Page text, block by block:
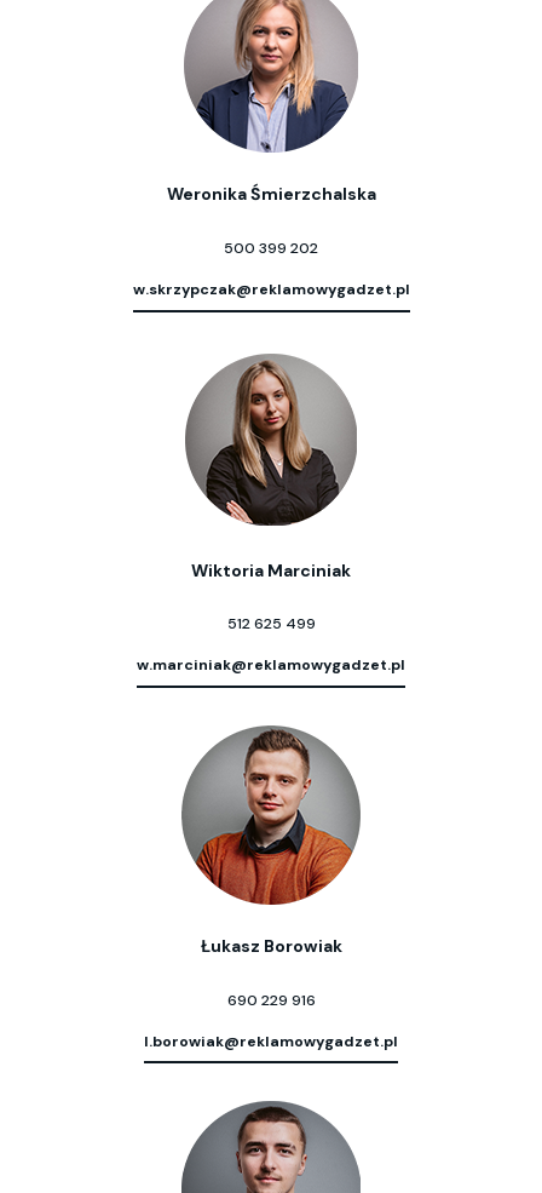
Weronika Śmierzchalska
500 399 202
w.skrzypczak@reklamowygadzet.pl
Wiktoria Marciniak
512 625 499
w.marciniak@reklamowygadzet.pl
Łukasz Borowiak
690 229 916
l.borowiak@reklamowygadzet.pl